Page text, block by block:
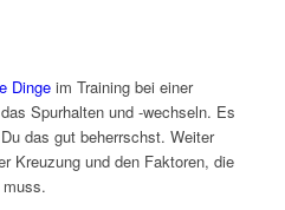
Dingeim Training bei einer
Spurhalten und -wechseln. Es
das gut beherrschst. Weiter
Kreuzung und den Faktoren, die